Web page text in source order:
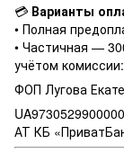
💳 Варианты
• Полная
• Частичная —
учётом
ФОП Лугова
АТ КБ